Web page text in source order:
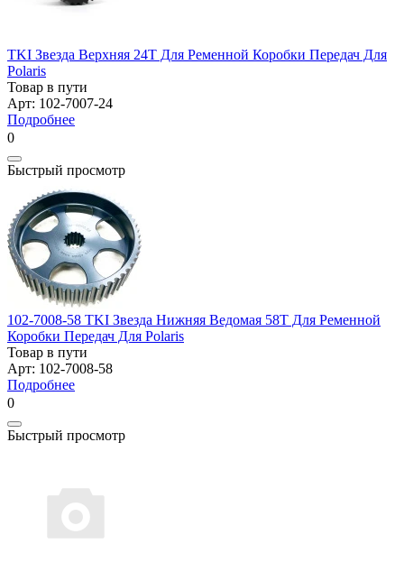
TKI Звезда Верхняя 24T Для Ременной Коробки Передач Для
Polaris
Товар в пути
Арт: 102-7007-24
Подробнее
0
Быстрый просмотр
102-7008-58 TKI Звезда Нижняя Ведомая 58T Для Ременной
Коробки Передач Для Polaris
Товар в пути
Арт: 102-7008-58
Подробнее
0
Быстрый просмотр